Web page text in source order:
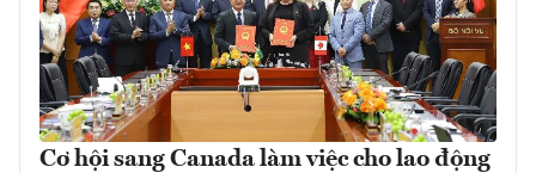
Cơ hội sang Canada làm việc cho lao động